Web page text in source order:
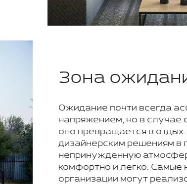
Зона
Ожидание почти всегда
напряжением, но в
оно превращается в
дизайнерским решениям
непринужденную
комфортно и легко. Самые
организации могут